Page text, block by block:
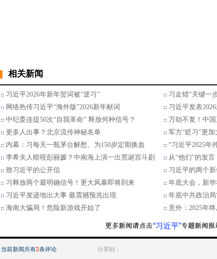
相关新闻
习近平2026年新年贺词被“逆习”
习走错“关键一
网络热传习近平“海外版”2026新年献词
习近平发表
中纪委连提50次“自我革命” 释放何种信号？
万劫不复！中
更多人出事？北京流传神秘名单
军方“贬习”更加
内幕：习每天一瓶茅台解愁、为150岁定期换血
“习近平2025年
李希夫人暗咬彭丽媛？中南海上演一出荒诞宫斗剧
从“他们”的发
致习近平的公开信
习近平的两个
习释放两个最明确信号！更大风暴即将到来
年底大会，新
习近平发迹地出大事 最震撼预兆出现
年底中共政治
海南大骗局！危险新游戏开始了
意外：2025年
“习近平”
当前新闻共有2条评论 分享到：